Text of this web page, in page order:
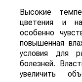
Высокие
цветения и
особенно
повышенная
условия для
болезней.
увеличить